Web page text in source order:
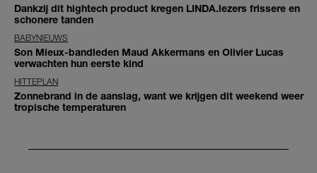
Dankzij dit hightech product kregen LINDA.lezers frissere en
schonere tanden
BABYNIEUWS
Son Mieux-bandleden Maud Akkermans en Olivier Lucas
verwachten hun eerste kind
HITTEPLAN
Zonnebrand in de aanslag, want we krijgen dit weekend weer
tropische temperaturen